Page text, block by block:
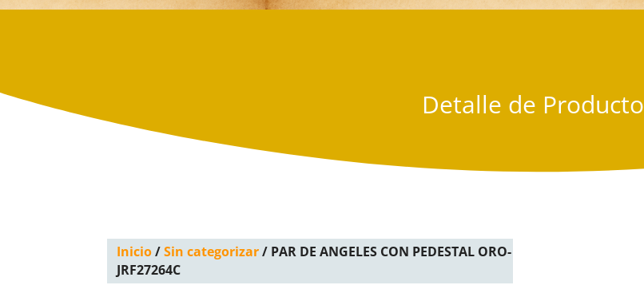
Detalle de Producto
Inicio/Sin categorizar/ PAR DE ANGELES CON PEDESTAL ORO-
JRF27264C